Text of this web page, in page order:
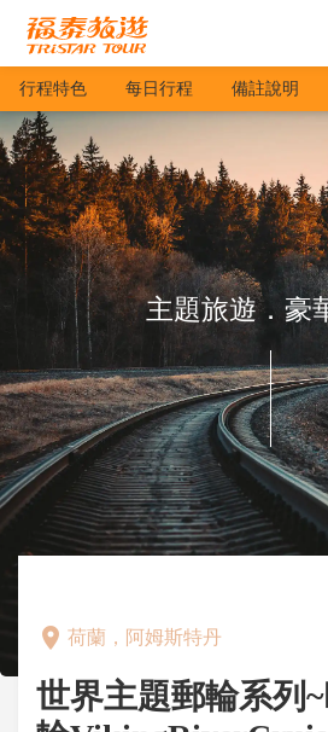
行程特色 每日行程 備註說明
主題旅遊．豪
place 荷蘭，阿姆斯特丹
世界主題郵輪系列